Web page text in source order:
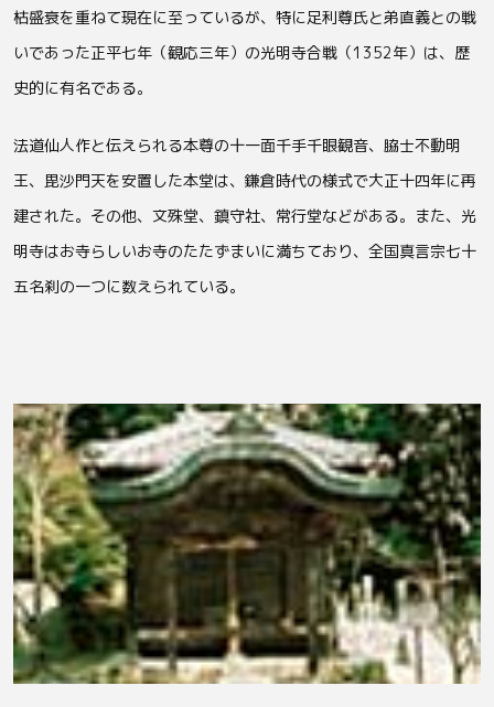
枯盛衰を重ねて現在に至っているが、特に足利尊氏と弟直義との戦
いであった正平七年（観応三年）の光明寺合戦（1352年）は、歴
史的に有名である。
法道仙人作と伝えられる本尊の十一面千手千眼観音、脇士不動明
王、毘沙門天を安置した本堂は、鎌倉時代の様式で大正十四年に再
建された。その他、文殊堂、鎮守社、常行堂などがある。また、光
明寺はお寺らしいお寺のたたずまいに満ちており、全国真言宗七十
五名刹の一つに数えられている。